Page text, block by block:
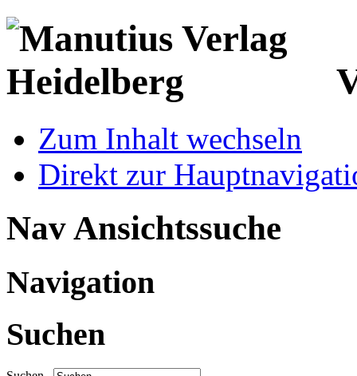
Zum Inhalt wechseln
Direkt zur
Nav Ansichtssuche
Navigation
Suchen